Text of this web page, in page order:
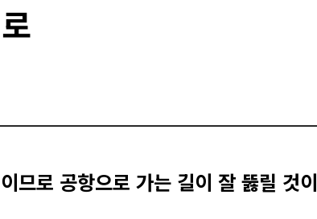
므로 공항으로 가는 길이 잘 뚫릴 것이